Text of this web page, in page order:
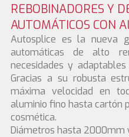
REBOBINADORES Y
AUTOMÁTICOS CON
Autosplice es la nueva
automáticas de alto
necesidades y
Gracias a su robusta
máxima velocidad en
aluminio fino hasta cartón
cosmética.
Diámetros hasta 2000mm